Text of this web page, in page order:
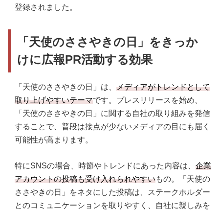
登録されました。
「天使のささやきの日」をきっか
けに広報PR活動する効果
「天使のささやきの日」は、 メディアがトレンドとして
取り上げやすいテーマです。プレスリリースを始め、
「天使のささやきの日」に関する自社の取り組みを発信
することで、普段は接点が少ないメディアの目にも届く
可能性が高まります。
特にSNSの場合、時節やトレンドにあった内容は、 企業
アカウントの投稿も受け入れられやすいもの。「天使の
ささやきの日」をネタにした投稿は、ステークホルダー
とのコミュニケーションを取りやすく、自社に親しみを